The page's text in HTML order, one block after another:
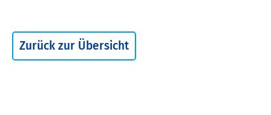
Zurück zur Übersicht